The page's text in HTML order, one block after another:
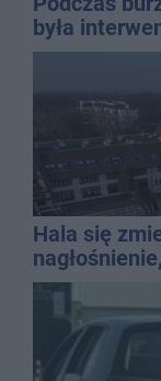
była
Hala się
QEMETICA